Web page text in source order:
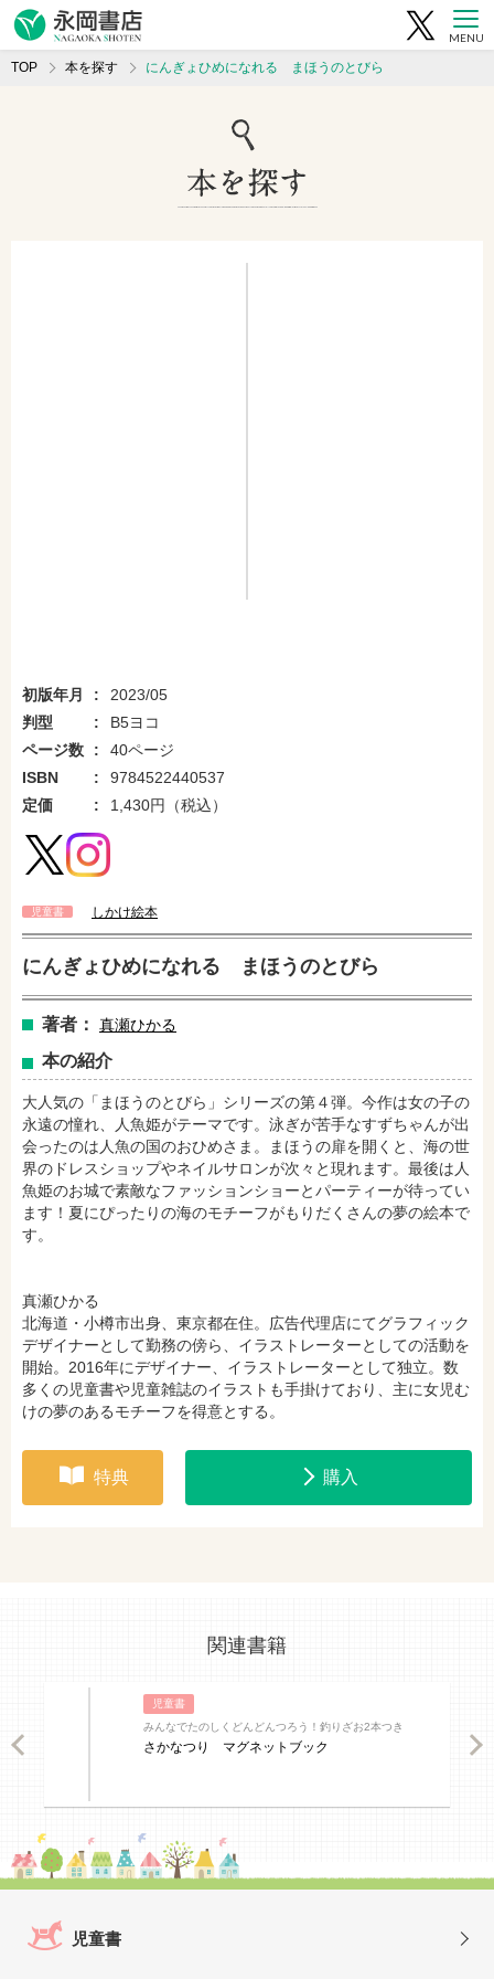
MENU
TOP 本を探す にんぎょひめになれる まほうのとびら
初版年月
2023/05
判型
B5ヨコ
ページ数
40ページ
ISBN
9784522440537
定価
1,430円（税込）
児童書 しかけ絵本
にんぎょひめになれる まほうのとびら
著者： 真瀬ひかる
本の紹介
大人気の「まほうのとびら」シリーズの第４弾。今作は女の子の
永遠の憧れ、人魚姫がテーマです。泳ぎが苦手なすずちゃんが出
会ったのは人魚の国のおひめさま。まほうの扉を開くと、海の世
界のドレスショップやネイルサロンが次々と現れます。最後は人
魚姫のお城で素敵なファッションショーとパーティーが待ってい
ます！夏にぴったりの海のモチーフがもりだくさんの夢の絵本で
す。
真瀬ひかる
北海道・小樽市出身、東京都在住。広告代理店にてグラフィック
デザイナーとして勤務の傍ら、イラストレーターとしての活動を
開始。2016年にデザイナー、イラストレーターとして独立。数
多くの児童書や児童雑誌のイラストも手掛けており、主に女児む
けの夢のあるモチーフを得意とする。
特典 購入
amazonで購入
セブンネットショッピングで購入 紀伊國屋書店で購入
hontoで購入 ヨドバシ.comで購入
関連書籍
児童書
みんなでたのしくどんどんつろう！釣りざお2本つき
さかなつり マグネットブック
児童書